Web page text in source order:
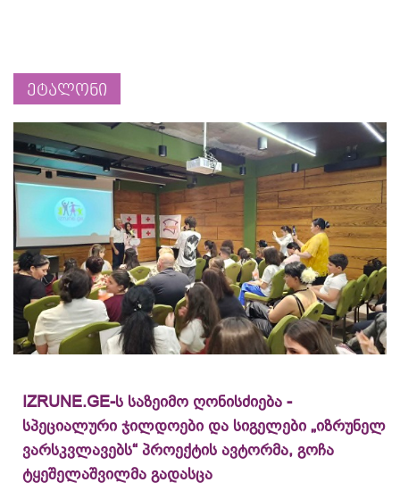
ეტალონი
IZRUNE.GE-ს საზეიმო ღონისძიება -
სპეციალური ჯილდოები და სიგელები „იზრუნელ
ვარსკვლავებს“ პროექტის ავტორმა, გოჩა
ტყეშელაშვილმა გადასცა